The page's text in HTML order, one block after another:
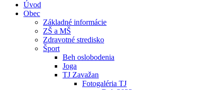
Úvod
Obec
Základné informácie
ZŠ a MŠ
Zdravotné stredisko
Šport
Beh oslobodenia
Joga
TJ Zavažan
Fotogaléria TJ